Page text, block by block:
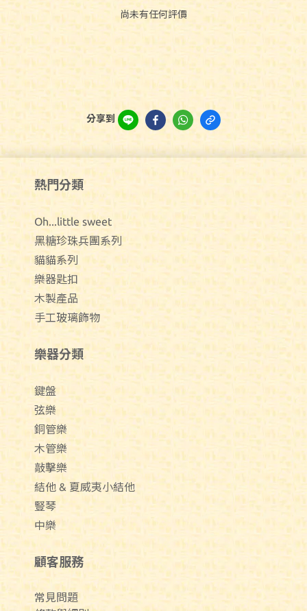
尚未有任何評價
分享到
熱門分類
Oh...little sweet
黑糖珍珠兵團系列
貓貓系列
樂器匙扣
木製產品
手工玻璃飾物
樂器分類
鍵盤
弦樂
銅管樂
木管樂
敲擊樂
結他 & 夏威夷小結他
豎琴
中樂
顧客服務
常見問題